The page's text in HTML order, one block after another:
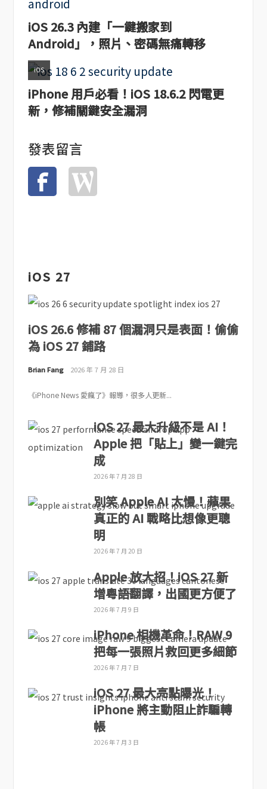
iOS 26.3 內建「一鍵搬家到
Android」，照片、密碼無痛轉移
iOS
iPhone 用戶必看！iOS 18.6.2 閃電更
新，修補關鍵安全漏洞
發表留言
iOS 27
iOS 26.6 修補 87 個漏洞只是表面！偷偷
為 iOS 27 鋪路
Brian Fang 2026 年 7 月 28 日
《iPhone News 愛瘋了》報導，很多人更新...
iOS 27 最大升級不是 AI！
Apple 把「貼上」變一鍵完
成
2026 年 7 月 28 日
別笑 Apple AI 太慢！蘋果
真正的 AI 戰略比想像更聰
明
2026 年 7 月 20 日
Apple 放大招！iOS 27 新
增粵語翻譯，出國更方便了
2026 年 7 月 9 日
iPhone 相機革命！RAW 9
把每一張照片救回更多細節
2026 年 7 月 7 日
iOS 27 最大亮點曝光！
iPhone 將主動阻止詐騙轉
帳
2026 年 7 月 3 日